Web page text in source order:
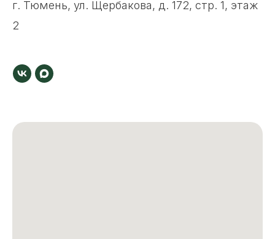
г. Тюмень, ул. Щербакова, д. 172, стр. 1, этаж
2